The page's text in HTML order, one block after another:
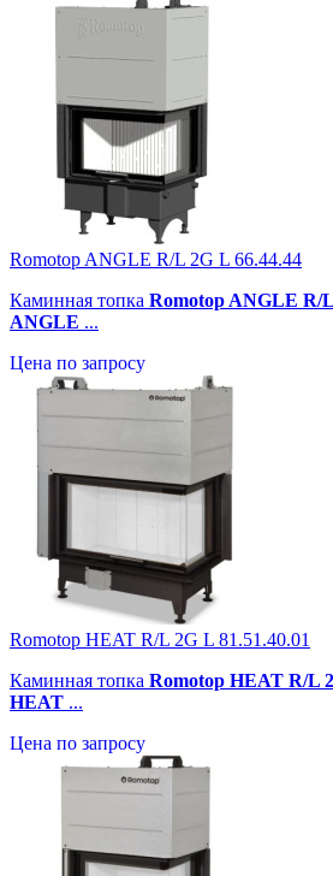
Romotop ANGLE R/L 2G L 66.44.44
Каминная топка Romotop ANGLE R/
ANGLE ...
Цена по запросу
Romotop HEAT R/L 2G L 81.51.40.01
Каминная топка Romotop HEAT R/L
HEAT ...
Цена по запросу